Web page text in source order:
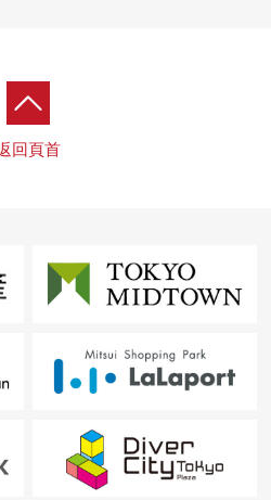
回頁首